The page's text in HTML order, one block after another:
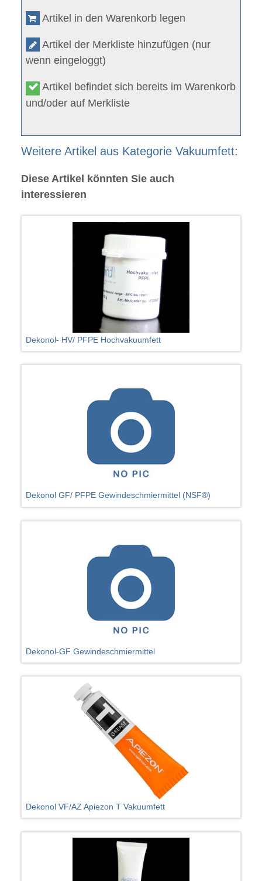
Artikel in den Warenkorb legen
Artikel der Merkliste hinzufügen (nur
wenn eingeloggt)
Artikel befindet sich bereits im Warenkorb
und/oder auf Merkliste
Weitere Artikel aus Kategorie Vakuumfett:
Diese Artikel könnten Sie auch
interessieren
Dekonol- HV/ PFPE Hochvakuumfett
Dekonol GF/ PFPE Gewindeschmiermittel (NSF®)
Dekonol-GF Gewindeschmiermittel
Dekonol VF/AZ Apiezon T Vakuumfett